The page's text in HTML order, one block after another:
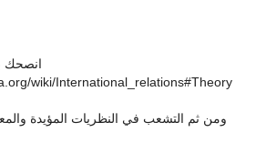
انصحك
wiki/International_relations#Theory
ومن ثم التشعب في النظريات المؤيدة